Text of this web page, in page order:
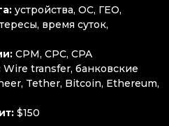
устройства, ОС, ГЕО,
время суток,
CPM, CPC, CPA
Wire transfer, банковские
Tether, Bitcoin, Ethereum,
$150